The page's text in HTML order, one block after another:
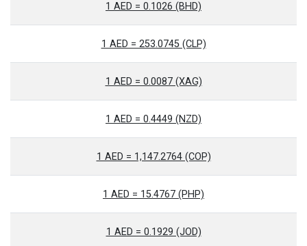
1 AED = 0.1026 (BHD)
1 AED = 253.0745 (CLP)
1 AED = 0.0087 (XAG)
1 AED = 0.4449 (NZD)
1 AED = 1,147.2764 (COP)
1 AED = 15.4767 (PHP)
1 AED = 0.1929 (JOD)